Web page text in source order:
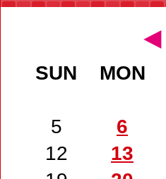
◄
SUN MON
5
6
12
13